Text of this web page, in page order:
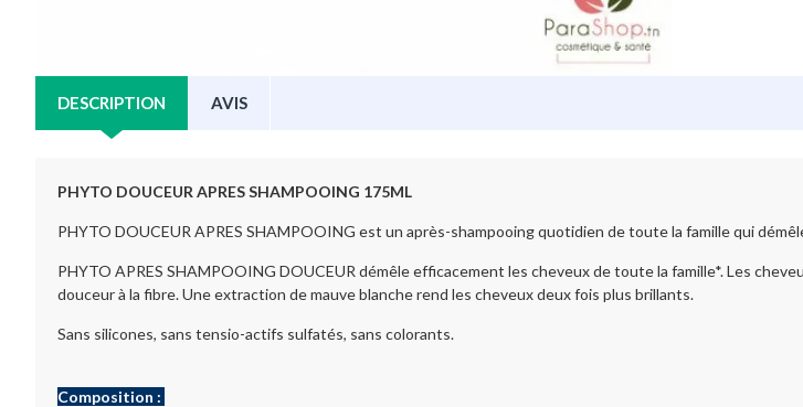
DESCRIPTION AVIS
PHYTO DOUCEUR APRES SHAMPOOING 175ML
PHYTO DOUCEUR APRES SHAMPOOING est un après-shampooing quotidien de toute la famille qui
PHYTO APRES SHAMPOOING DOUCEUR démêle efficacement les cheveux de toute la famille*. Les
douceur à la fibre. Une extraction de mauve blanche rend les cheveux deux fois plus brillants.
Sans silicones, sans tensio-actifs sulfatés, sans colorants.
Composition :